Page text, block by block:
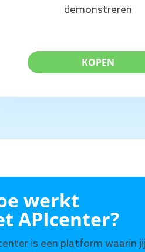
demonstreren
KOPEN
werkt
APIcenter?
is een platform waarin